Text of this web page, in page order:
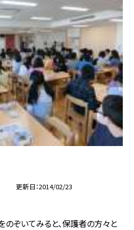
更新日 2014/02/23
のぞいてみると、保護者の方々と